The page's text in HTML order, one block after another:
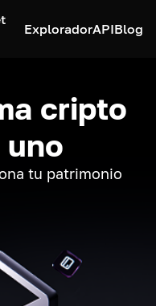
ExploradorAPIBlog
cripto
tu patrimonio